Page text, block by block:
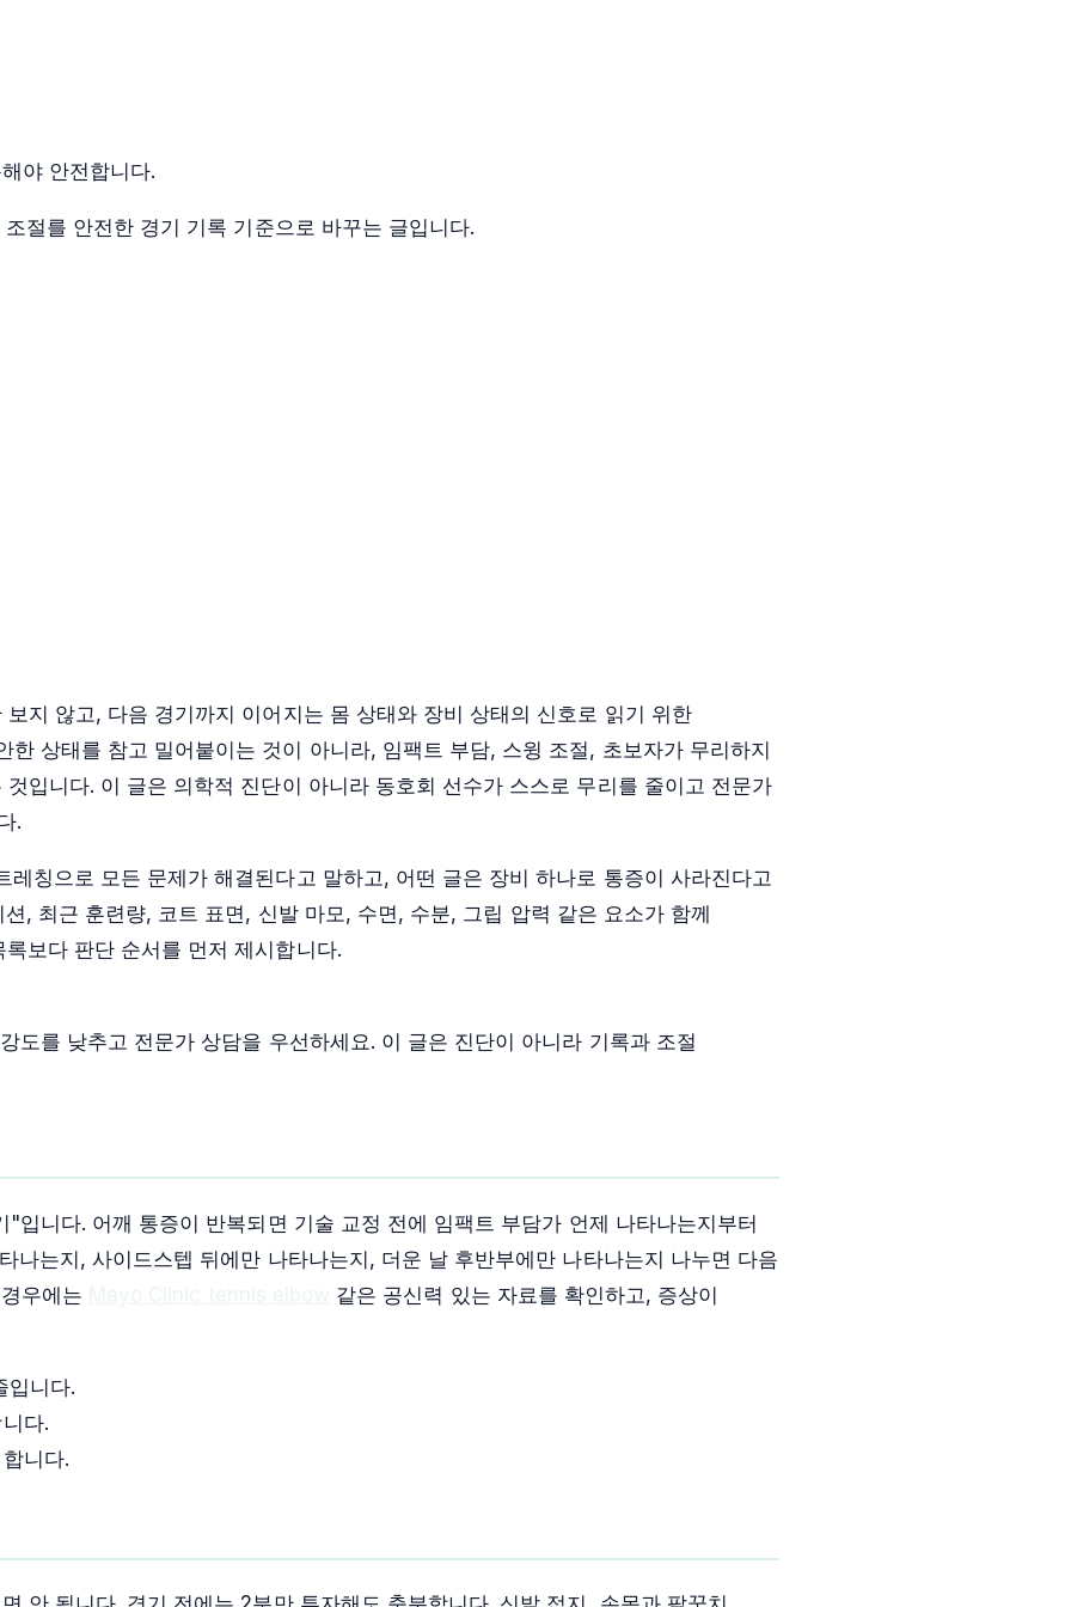
야 안전합니다.
절를 안전한 경기 기록 기준으로 바꾸는 글입니다.
지 않고, 다음 경기까지 이어지는 몸 상태와 장비 상태의 신호로 읽기 위한
상태를 참고 밀어붙이는 것이 아니라, 임팩트 부담, 스윙 조절, 초보자가 무리하지
입니다. 이 글은 의학적 진단이 아니라 동호회 선수가 스스로 무리를 줄이고 전문가
.
칭으로 모든 문제가 해결된다고 말하고, 어떤 글은 장비 하나로 통증이 사라진다고
, 최근 훈련량, 코트 표면, 신발 마모, 수면, 수분, 그립 압력 같은 요소가 함께
보다 판단 순서를 먼저 제시합니다.
도를 낮추고 전문가 상담을 우선하세요. 이 글은 진단이 아니라 기록과 조절
니다. 어깨 통증이 반복되면 기술 교정 전에 임팩트 부담가 언제 나타나는지부터
나는지, 사이드스텝 뒤에만 나타나는지, 더운 날 후반부에만 나타나는지 나누면 다음
우에는
같은 공신력 있는 자료를 확인하고, 증상이
입니다.
다.
니다.